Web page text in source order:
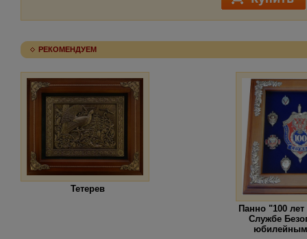
РЕКОМЕНДУЕМ
Тетерев
Панно "100
Службе